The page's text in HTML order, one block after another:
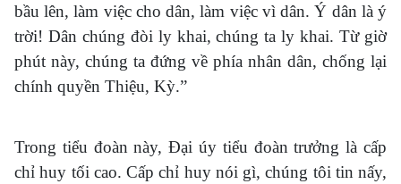
bầu lên, làm việc cho dân, làm việc vì dân. Ý dân là ý
trời! Dân chúng đòi ly khai, chúng ta ly khai. Từ giờ
phút này, chúng ta đứng về phía nhân dân, chống lại
chính quyền Thiệu, Kỳ.”
Trong tiểu đoàn này, Đại úy tiểu đoàn trưởng là cấp
chỉ huy tối cao. Cấp chỉ huy nói gì, chúng tôi tin nấy,